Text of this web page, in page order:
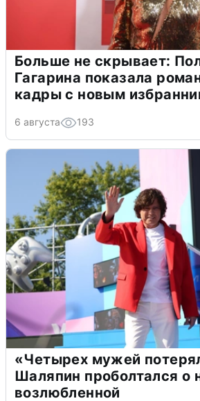
Больше не скрывает:
Гагарина показала
кадры с новым
6 августа 193
«Четырех мужей
Шаляпин проболтался о
возлюбленной